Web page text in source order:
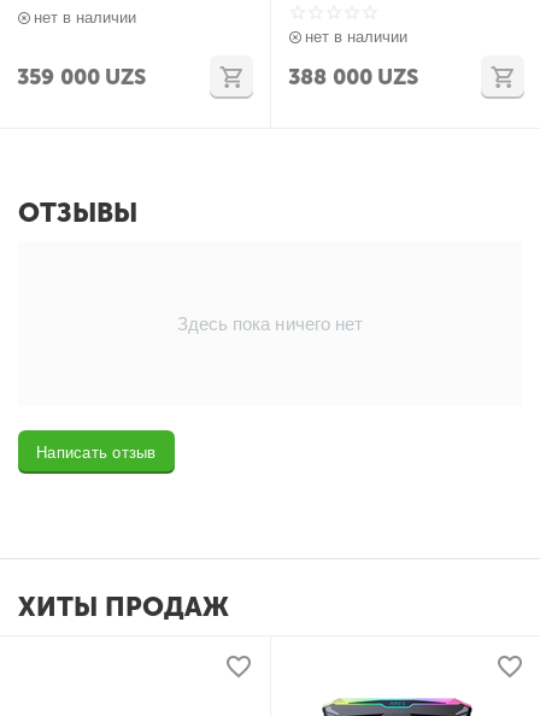
нет в наличии
359 000 UZS
нет в наличии
388 000 UZS
ОТЗЫВЫ
Здесь пока ничего нет
Написать отзыв
ХИТЫ ПРОДАЖ